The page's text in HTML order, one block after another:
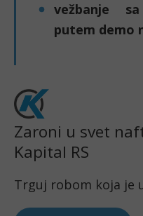
vežbanje
putem demo
Zaroni u svet
Kapital RS
Trguj robom koja je